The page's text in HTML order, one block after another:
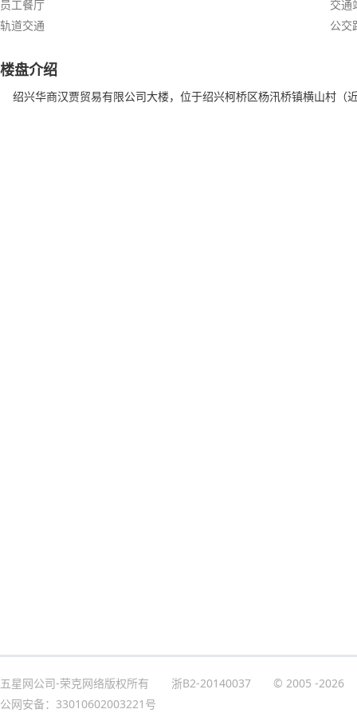
员工餐厅
交通
轨道交通
公交
楼盘介绍
绍兴华商汉贾贸易有限公司大楼，位于绍兴柯桥区杨汛桥镇横山村（
五星网公司-荣克网络版权所有 浙B2-20140037 © 2005 -2026
公网安备：33010602003221号